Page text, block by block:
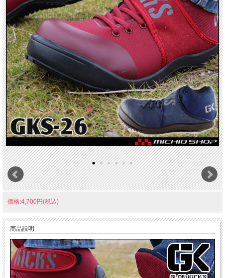
価格:4,700円(税込)
商品説明